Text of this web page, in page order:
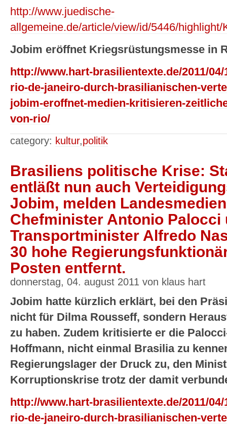
http://www.juedische-
allgemeine.de/article/view/id/5446/highlight/
Jobim eröffnet Kriegsrüstungsmesse in
http://www.hart-brasilientexte.de/2011/
rio-de-janeiro-durch-brasilianischen-
jobim-eroffnet-medien-kritisieren-
von-rio/
category: kultur,politik
Brasiliens politische Krise:
entläßt nun auch
Jobim, melden
Chefminister Antonio Palocci
Transportminister Alfredo
30 hohe
Posten entfernt.
donnerstag, 04. august 2011 von klaus hart
Jobim hatte kürzlich erklärt, bei den
nicht für Dilma Rousseff, sondern
zu haben. Zudem kritisierte er die
Hoffmann, nicht einmal Brasilia zu
Regierungslager der Druck zu, den
Korruptionskrise trotz der damit
http://www.hart-brasilientexte.de/2011/
rio-de-janeiro-durch-brasilianischen-